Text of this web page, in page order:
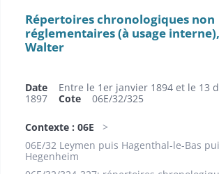
Répertoires chronologiques non
réglementaires (à usage
Walter
Date
Entre le 1er janvier 1894 et le 13
1897
Cote 06E/32/325
Contexte : 06E
06E/32 Leymen puis Hagenthal-le-Bas
Hegenheim